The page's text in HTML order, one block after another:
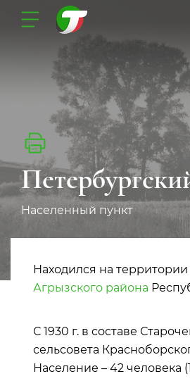
Населенный пункт
Находился на
Агрызского района
С 1930 г. в составе
сельсовета
Население – 42 человека